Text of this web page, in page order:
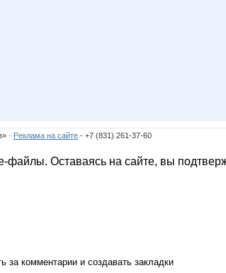
· Реклама на сайте - +7 (831) 261-37-60
Оставаясь на сайте, вы
за комментарии и создавать закладки